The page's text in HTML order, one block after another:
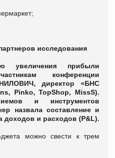
исследования
увеличения прибыли
конференции
директор «БНС
Pinko, TopShop, MissS).
и инструментов
назвала составление и
доходов и расходов (P&L).
можно свести к трем